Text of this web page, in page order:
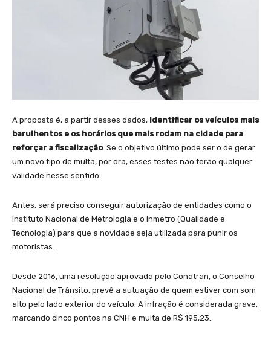
A proposta é, a partir desses dados, identificar os veículos mais
barulhentos e os horários que mais rodam na cidade para
reforçar a fiscalização. Se o objetivo último pode ser o de gerar
um novo tipo de multa, por ora, esses testes não terão qualquer
validade nesse sentido.
Antes, será preciso conseguir autorização de entidades como o
Instituto Nacional de Metrologia e o Inmetro (Qualidade e
Tecnologia) para que a novidade seja utilizada para punir os
motoristas.
Desde 2016, uma resolução aprovada pelo Conatran, o Conselho
Nacional de Trânsito, prevê a autuação de quem estiver com som
alto pelo lado exterior do veículo. A infração é considerada grave,
marcando cinco pontos na CNH e multa de R$ 195,23.